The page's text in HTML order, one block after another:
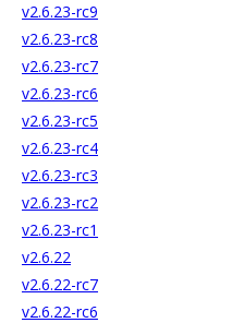
v2.6.23-rc9
v2.6.23-rc8
v2.6.23-rc7
v2.6.23-rc6
v2.6.23-rc5
v2.6.23-rc4
v2.6.23-rc3
v2.6.23-rc2
v2.6.23-rc1
v2.6.22
v2.6.22-rc7
v2.6.22-rc6